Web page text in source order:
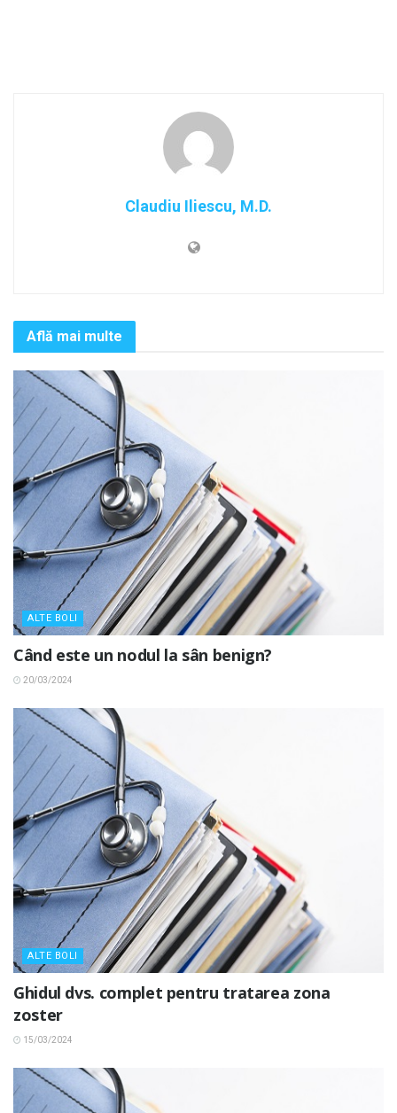
Claudiu Iliescu, M.D.
Află mai multe
ALTE BOLI
Când este un nodul la sân benign?
20/03/2024
ALTE BOLI
Ghidul dvs. complet pentru tratarea zona
zoster
15/03/2024